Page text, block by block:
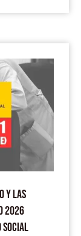
Y LAS
2026